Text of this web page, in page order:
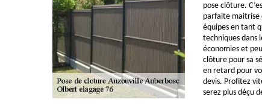
pose clôture.
parfaite maitrise
équipes en tant
techniques dans
économies et
clôture pour sa
en retard pour
devis. Profitez
serez plus déçu